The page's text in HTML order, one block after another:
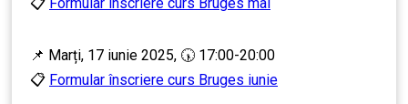
📌 Marți, 17 iunie 2025, 🕠 17:00-20:00
📋 Formular înscriere curs Bruges iunie